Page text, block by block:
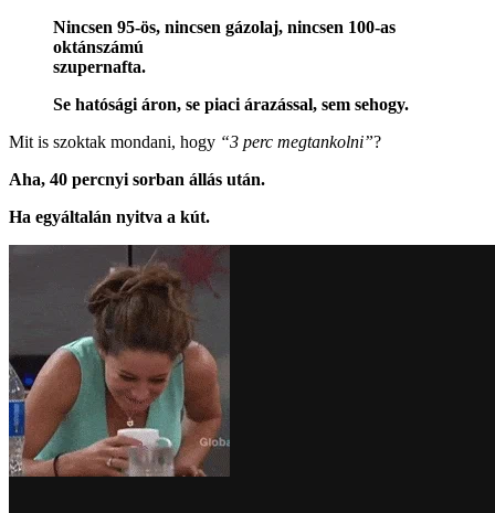
Nincsen 95-ös, nincsen gázolaj, nincsen 100-as
oktánszámú
szupernafta.
Se hatósági áron, se piaci árazással, sem sehogy.
Mit is szoktak mondani, hogy “3 perc megtankolni”?
Aha, 40 percnyi sorban állás után.
Ha egyáltalán nyitva a kút.